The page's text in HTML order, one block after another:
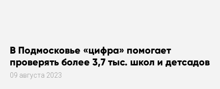
В Подмосковье «цифра» помогает
проверять более 3,7 тыс. школ и детсадов
09 августа 2023